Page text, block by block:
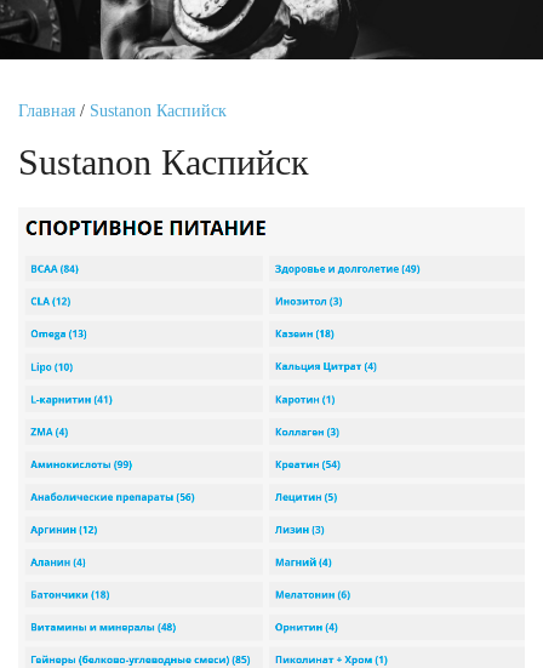
Главная / Sustanon Каспийск
Sustanon Каспийск